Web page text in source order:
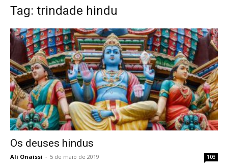
Tag: trindade hindu
Os deuses hindus
Ali Onaissi - 5 de maio de 2019 103